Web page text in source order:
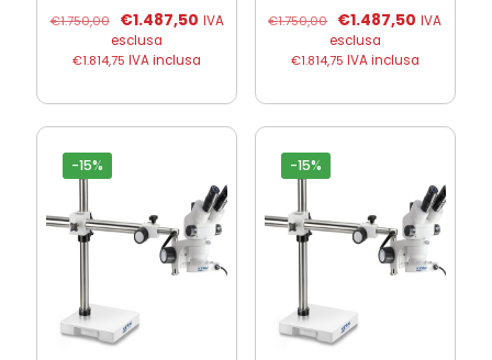
€1.750,00
Il
prezzo
originale
€1.487,50Il
attuale
€1.487,50.
IVA
esclusa
€1.814,75 IVA inclusa
€1.750,00
Il
prezzo
originale
€1.487,50 Il
attuale
€1.487,50.
IVA
esclusa
€1.814,75 IVA inclusa
-15% -15%